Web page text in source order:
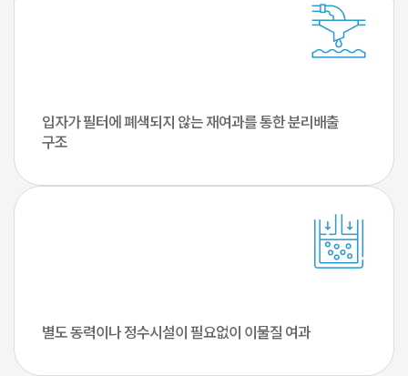
입자가 필터에 폐색되지 않는 재여과를 통한 분리배출
구조
별도 동력이나 정수시설이 필요없이 이물질 여과